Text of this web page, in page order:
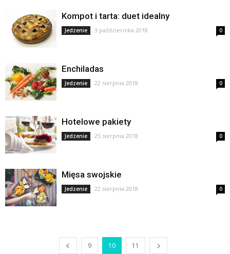
Kompot i tarta: duet idealny
Jedzenie 3 października 2018 0
Enchiladas
Jedzenie 22 sierpnia 2018 0
Hotelowe pakiety
Jedzenie 25 sierpnia 2018 0
Mięsa swojskie
Jedzenie 22 sierpnia 2018 0
9 10 11